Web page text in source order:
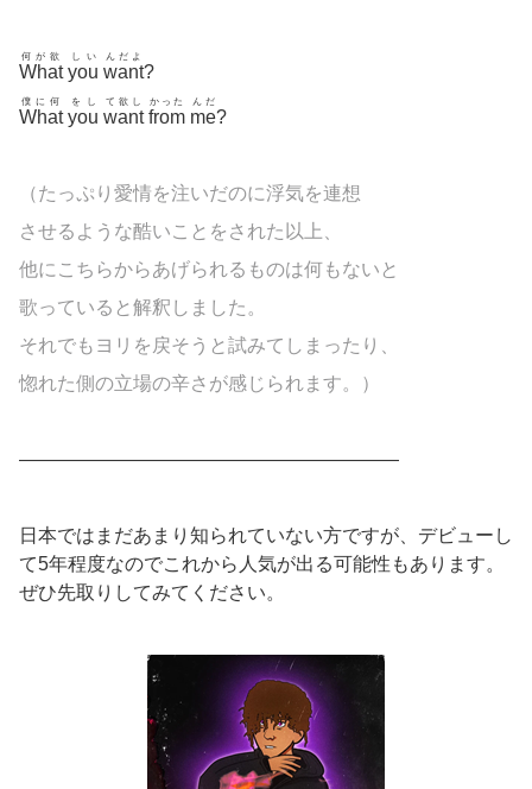
What
何が欲
you
しい
want
んだよ
?
What
僕に何
you
をし
want
て欲し
from
かった
me
んだ
?
（たっぷり愛情を注いだのに浮気を連想
させるような酷いことをされた以上、
他にこちらからあげられるものは何もないと
歌っていると解釈しました。
それでもヨリを戻そうと試みてしまったり、
惚れた側の立場の辛さが感じられます。）
————————————————————
日本ではまだあまり知られていない方ですが、デビューし
て5年程度なのでこれから人気が出る可能性もあります。
ぜひ先取りしてみてください。